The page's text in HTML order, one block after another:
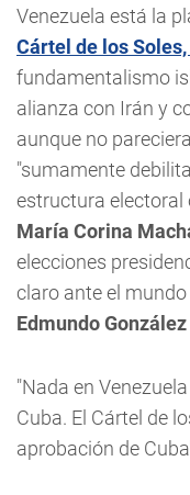
Venezuela está la
Cártel de los Soles,
fundamentalismo
alianza con Irán y
aunque no
"sumamente
estructura electoral
María Corina
elecciones
claro ante el
Edmundo
"Nada en
Cuba. El Cártel de
aprobación de